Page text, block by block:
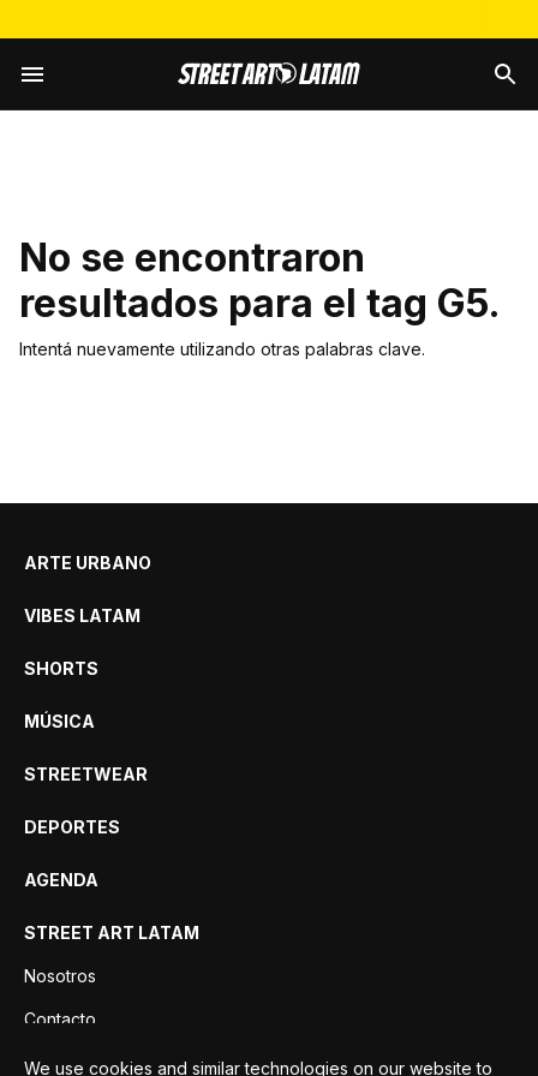
No se encontraron
resultados para el tag G5.
Intentá nuevamente utilizando otras palabras clave.
ARTE URBANO
VIBES LATAM
SHORTS
MÚSICA
STREETWEAR
DEPORTES
AGENDA
STREET ART LATAM
Nosotros
Contacto
Privacidad
We use cookies and similar technologies on our website to